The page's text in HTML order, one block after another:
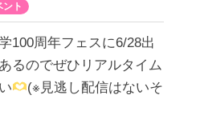
ント
100周年フェスに6/28出
るのでぜひリアルタイム
(※見逃し配信はないそ